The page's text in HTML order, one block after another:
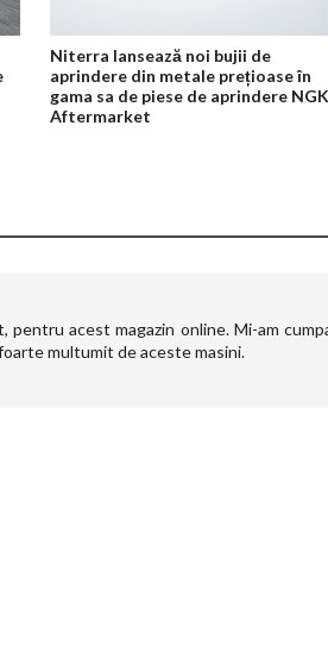
Niterra lansează noi bujii de
aprindere din metale prețioase în
gama sa de piese de aprindere NGK
Aftermarket
pentru acest magazin online. Mi-am
multumit de aceste masini.